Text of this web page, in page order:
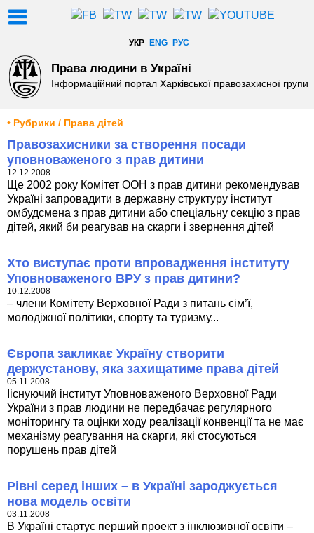
УКР ENG РУС
Права людини в Україні
Інформаційний портал Харківської правозахисної групи
• Рубрики / Права дітей
Правозахисники за створення посади
уповноваженого з прав дитини
12.12.2008
Ще 2002 року Комітет ООН з прав дитини рекомендував
Україні запровадити в державну структуру інститут
омбудсмена з прав дитини або спеціальну секцію з прав
дітей, який би реагував на скарги і звернення дітей
Хто виступає проти впровадження інституту
Уповноваженого ВРУ з прав дитини?
10.12.2008
– члени Комітету Верховної Ради з питань сім’ї,
молодіжної політики, спорту та туризму...
Європа закликає Україну створити
держустанову, яка захищатиме права дітей
05.11.2008
Ііснуючий інститут Уповноваженого Верховної Ради
України з прав людини не передбачає регулярного
моніторингу та оцінки ходу реалізації конвенції та не має
механізму реагування на скарги, які стосуються
порушень прав дітей
Рівні серед інших – в Україні зароджується
нова модель освіти
03.11.2008
В Україні стартує перший проект з інклюзивної освіти –